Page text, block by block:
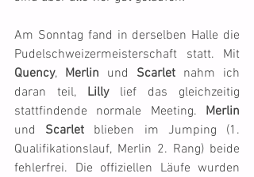
Am Sonntag fand in derselben Halle die
Quency, Merlin und Scarlet nahm ich
daran teil, Lilly lief das gleichzeitig
stattfindende normale Meeting. Merlin
und Scarlet blieben im Jumping (1.
Qualifikationslauf, Merlin 2. Rang) beide
fehlerfrei. Die offiziellen Läufe wurden